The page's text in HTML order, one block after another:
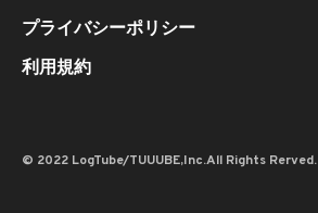
プライバシーポリシー
利用規約
© 2022 LogTube/TUUUBE,Inc.All Rights Rerved.